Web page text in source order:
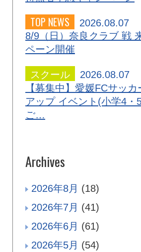
TOP NEWS
2026.08.07
8/9（日）奈良クラブ 戦
ペーン開催
スクール
2026.08.07
【募集中】愛媛FCサッ
アップ イベント(小学4・
ご…
Archives
2026年8月 (18)
2026年7月 (41)
2026年6月 (61)
2026年5月 (54)